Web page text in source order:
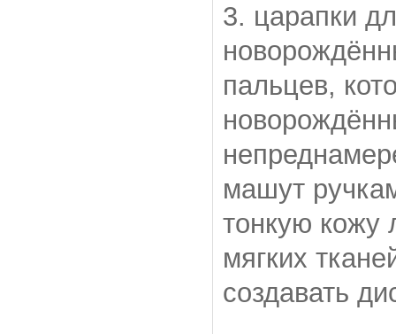
3. царапки
пальцев,
машут
тонкую кожу
мягких
создавать